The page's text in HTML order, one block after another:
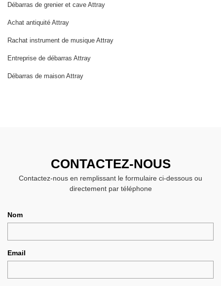
Débarras de grenier et cave Attray
Achat antiquité Attray
Rachat instrument de musique Attray
Entreprise de débarras Attray
Débarras de maison Attray
CONTACTEZ-NOUS
Contactez-nous en remplissant le formulaire ci-dessous ou
directement par téléphone
Nom
Email